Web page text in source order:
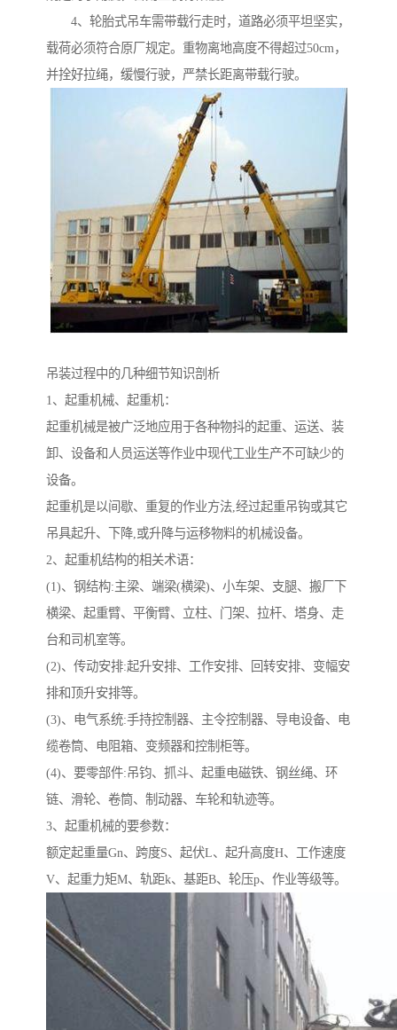
4、轮胎式吊车需带载行走时，道路必须平坦坚实，
载荷必须符合原厂规定。重物离地高度不得超过50cm，
并拴好拉绳，缓慢行驶，严禁长距离带载行驶。
吊装过程中的几种细节知识剖析
1、起重机械、起重机：
起重机械是被广泛地应用于各种物抖的起重、运送、装
卸、设备和人员运送等作业中现代工业生产不可缺少的
设备。
起重机是以间歇、重复的作业方法,经过起重吊钩或其它
吊具起升、下降,或升降与运移物料的机械设备。
2、起重机结构的相关术语：
(1)、钢结构:主梁、端梁(横梁)、小车架、支腿、搬厂下
横梁、起重臂、平衡臂、立柱、门架、拉杆、塔身、走
台和司机室等。
(2)、传动安排:起升安排、工作安排、回转安排、变幅安
排和顶升安排等。
(3)、电气系统:手持控制器、主令控制器、导电设备、电
缆卷筒、电阻箱、变频器和控制柜等。
(4)、要零部件:吊钧、抓斗、起重电磁铁、钢丝绳、环
链、滑轮、卷筒、制动器、车轮和轨迹等。
3、起重机械的要参数：
额定起重量Gn、跨度S、起伏L、起升高度H、工作速度
V、起重力矩M、轨距k、基距B、轮压p、作业等级等。